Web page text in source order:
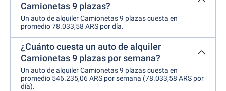
Camionetas 9 plazas?
Un auto de alquiler Camionetas 9 plazas cuesta en
promedio 78.033,58 ARS por día.
¿Cuánto cuesta un auto de alquiler
Camionetas 9 plazas por semana?
Un auto de alquiler Camionetas 9 plazas cuesta en
promedio 546.235,06 ARS por semana (78.033,58 ARS por
día).